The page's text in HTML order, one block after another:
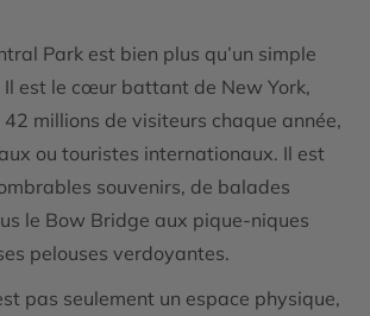
Park est bien plus qu’un simple
Il est le cœur battant de New York,
millions de visiteurs chaque année,
ou touristes internationaux. Il est
souvenirs, de balades
le Bow Bridge aux pique-niques
pelouses verdoyantes.
pas seulement un espace physique,